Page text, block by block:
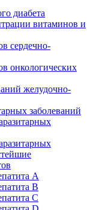
диабета
витаминов и
сердечно-
онкологических
желудочно-
заболеваний
А
В
С